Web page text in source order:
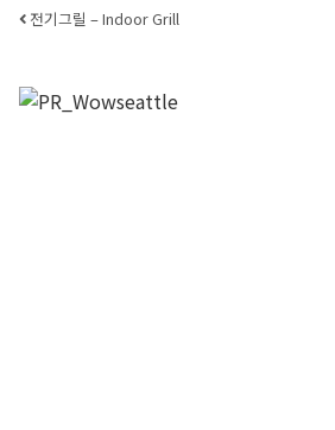
Post navigation
전기그릴 – Indoor Grill